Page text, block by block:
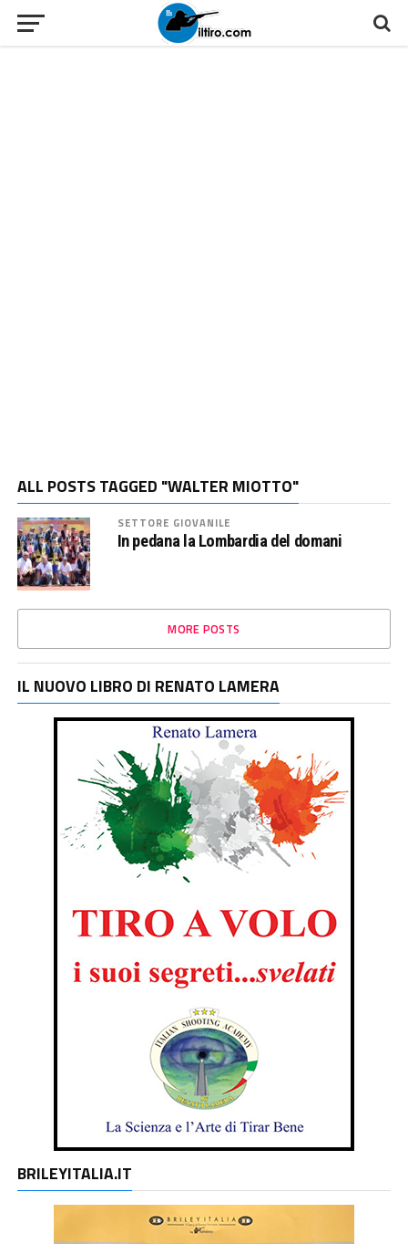
ALL POSTS TAGGED "WALTER MIOTTO"
SETTORE GIOVANILE
In pedana la Lombardia del domani
MORE POSTS
IL NUOVO LIBRO DI RENATO LAMERA
BRILEYITALIA.IT